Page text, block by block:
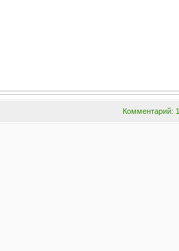
Комментарий: 1